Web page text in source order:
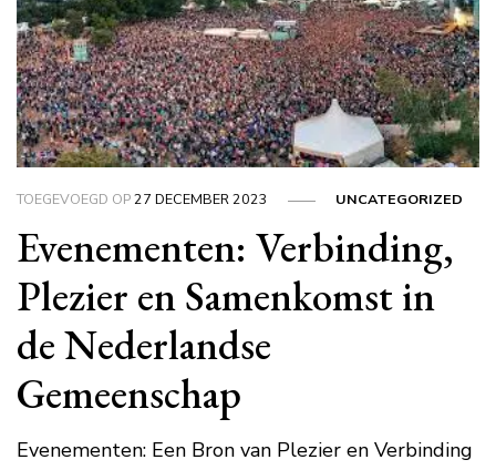
TOEGEVOEGD OP27 DECEMBER 2023 UNCATEGORIZED
Evenementen: Verbinding,
Plezier en Samenkomst in
de Nederlandse
Gemeenschap
Evenementen: Een Bron van Plezier en Verbinding